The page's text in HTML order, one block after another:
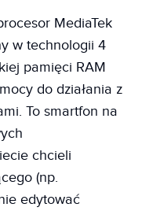
MediaTek
w technologii 4
pamięci RAM
do działania z
To smartfon na
chcieli
(np.
edytować